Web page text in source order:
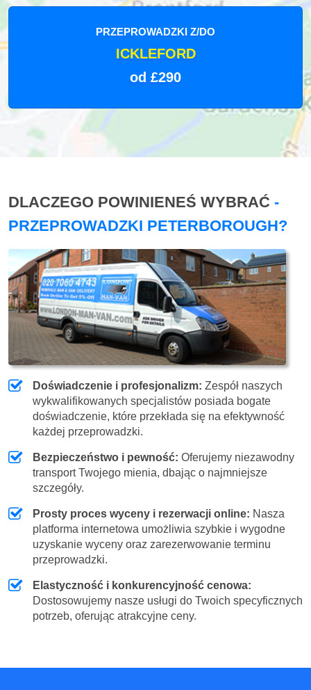
PRZEPROWADZKI Z/DO
ICKLEFORD
od £290
DLACZEGO POWINIENEŚ WYBRAĆ -
PRZEPROWADZKI PETERBOROUGH?
Doświadczenie i profesjonalizm: Zespół naszych
wykwalifikowanych specjalistów posiada bogate
doświadczenie, które przekłada się na efektywność
każdej przeprowadzki.
Bezpieczeństwo i pewność: Oferujemy niezawodny
transport Twojego mienia, dbając o najmniejsze
szczegóły.
Prosty proces wyceny i rezerwacji online: Nasza
platforma internetowa umożliwia szybkie i wygodne
uzyskanie wyceny oraz zarezerwowanie terminu
przeprowadzki.
Elastyczność i konkurencyjność cenowa:
Dostosowujemy nasze usługi do Twoich specyficznych
potrzeb, oferując atrakcyjne ceny.